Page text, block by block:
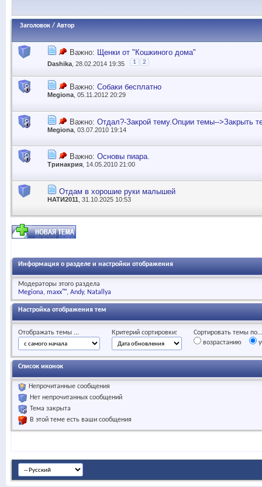
Заголовок / Автор
Важно: Щенки от "Кошкиного дома"
Dashika , 28.02.2014 19:35 1 2
Важно: Собаки бесплатно
Megiona, 05.11.2012 20:29
Важно: Отдал?-Закрой тему.Опции темы-->Закрыть
Megiona , 03.07.2010 19:14
Важно: Основы пиара.
Тринакрия, 14.05.2010 21:00
Отдам в хорошие руки малышей
НАТИ2011 , 31.10.2025 10:53
Информация о разделе и настройки отображения
Модераторы этого раздела
Megiona maxx™ Andy Natallya
Настройка отображения тем
Отображать темы ... Критерий сортировки:
Сортировать темы по...
возрастанию
Список иконок
Непрочитанные сообщения
Нет непрочитанных сообщений
Тема закрыта
В этой теме есть ваши сообщения